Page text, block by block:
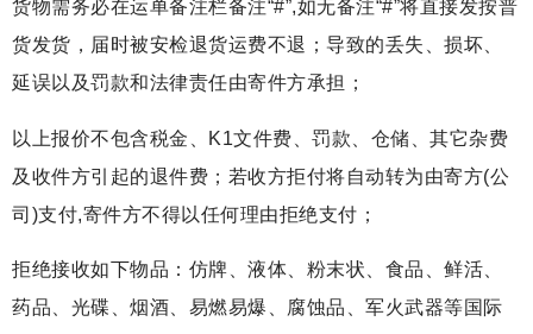
货物需务必在运单备注栏备注“#”,如无备注“#”将直接发按普
货发货，届时被安检退货运费不退；导致的丢失、损坏、
延误以及罚款和法律责任由寄件方承担；
以上报价不包含税金、K1文件费、罚款、仓储、其它杂费
及收件方引起的退件费；若收方拒付将自动转为由寄方(公
司)支付,寄件方不得以任何理由拒绝支付；
拒绝接收如下物品：仿牌、液体、粉末状、食品、鲜活、
药品、光碟、烟酒、易燃易爆、腐蚀品、军火武器等国际